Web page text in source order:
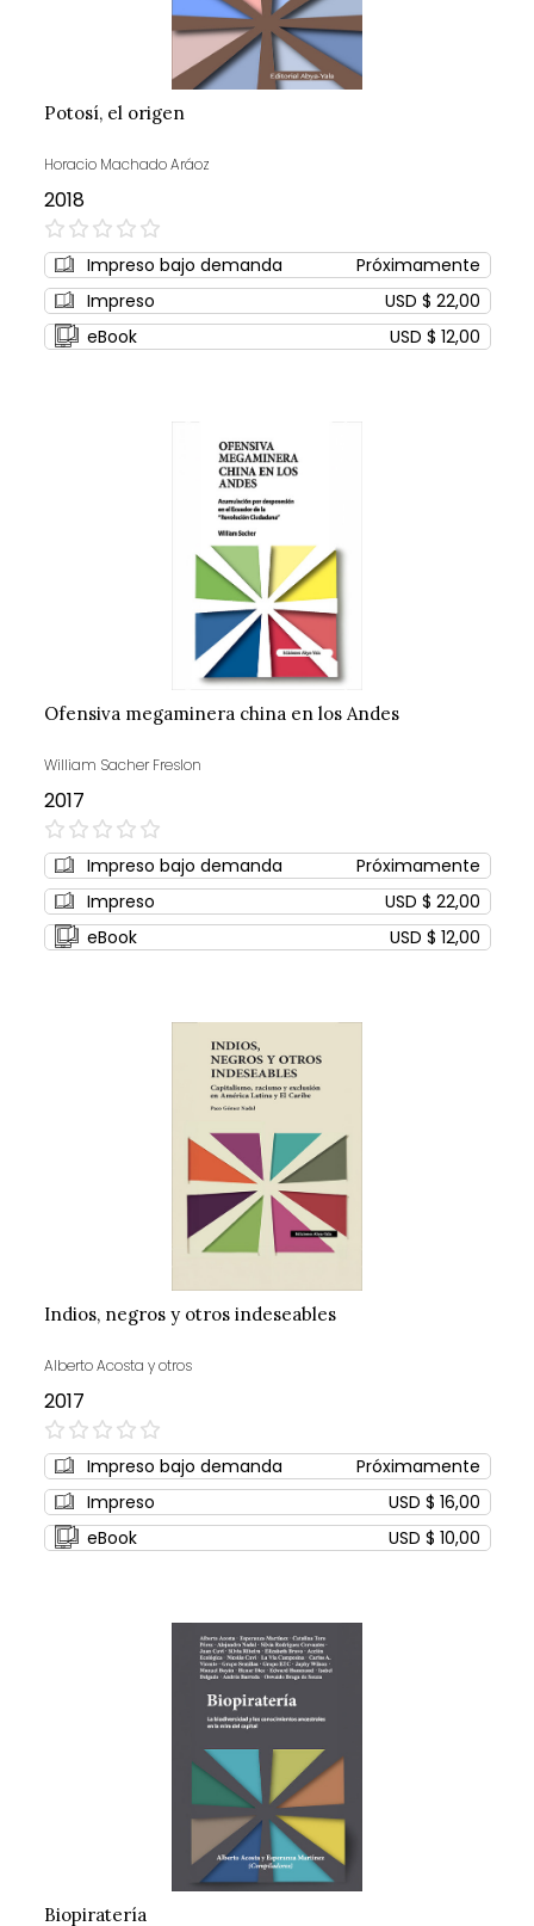
Potosí, el origen
Horacio Machado Aráoz
2018
0%
Impreso bajo demanda
Próximamente
Impreso
USD $ 22,00
eBook
USD $ 12,00
Ofensiva megaminera china en los Andes
William Sacher Freslon
2017
0%
Impreso bajo demanda
Próximamente
Impreso
USD $ 22,00
eBook
USD $ 12,00
Indios, negros y otros indeseables
Alberto Acosta y otros
2017
0%
Impreso bajo demanda
Próximamente
Impreso
USD $ 16,00
eBook
USD $ 10,00
Biopiratería